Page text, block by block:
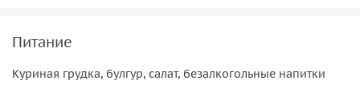
Питание
Куриная грудка, булгур, салат, безалкогольные напитки